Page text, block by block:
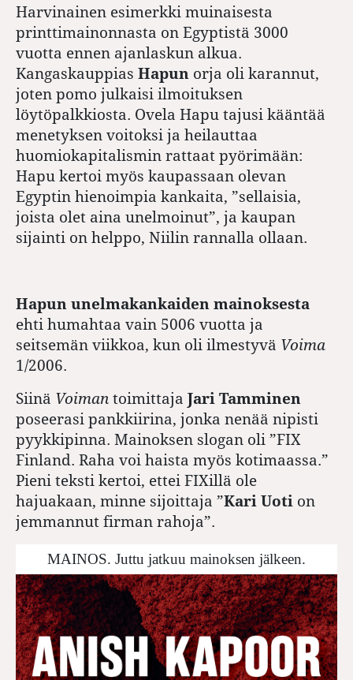
Harvinainen esimerkki muinaisesta
printtimainonnasta on Egyptistä 3000
vuotta ennen ajanlaskun alkua.
Kangaskauppias Hapun orja oli karannut,
joten pomo julkaisi ilmoituksen
löytöpalkkiosta. Ovela Hapu tajusi kääntää
menetyksen voitoksi ja heilauttaa
huomiokapitalismin rattaat pyörimään:
Hapu kertoi myös kaupassaan olevan
Egyptin hienoimpia kankaita, ”sellaisia,
joista olet aina unelmoinut”, ja kaupan
sijainti on helppo, Niilin rannalla ollaan.
Hapun unelmakankaiden mainoksesta
ehti humahtaa vain 5006 vuotta ja
seitsemän viikkoa, kun oli ilmestyvä Voima
1/2006.
Siinä Voiman toimittaja Jari Tamminen
poseerasi pankkiirina, jonka nenää nipisti
pyykkipinna. Mainoksen slogan oli ”FIX
Finland. Raha voi haista myös kotimaassa.”
Pieni teksti kertoi, ettei FIXillä ole
hajuakaan, minne sijoittaja ”Kari Uoti on
jemmannut firman rahoja”.
MAINOS. Juttu jatkuu mainoksen jälkeen.